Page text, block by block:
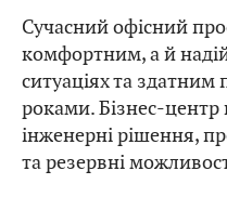
Сучасний офісний
комфортним, а й
ситуаціях та здатним
роками. Бізнес-центр
інженерні рішення,
та резервні